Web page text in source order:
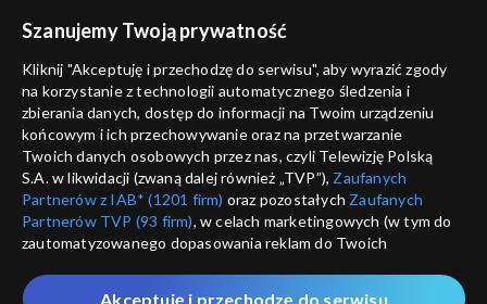
ANULUJ
informacje o dostawcy usług
Szanujemy Twoją prywatność
Kliknij "Akceptuję i przechodzę do serwisu", aby wyrazić zgody
na korzystanie z technologii automatycznego śledzenia i
zbierania danych, dostęp do informacji na Twoim urządzeniu
końcowym i ich przechowywanie oraz na przetwarzanie
Twoich danych osobowych przez nas, czyli Telewizję Polską
S.A. w likwidacji (zwaną dalej również „TVP”), Zaufanych
Partnerów z IAB* (1201 firm) oraz pozostałych Zaufanych
Partnerów TVP (93 firm), w celach marketingowych (w tym do
zautomatyzowanego dopasowania reklam do Twoich
które wskazujemy poniżej, a także zgody na udostępnianie
Akceptuję i przechodzę do serwisu